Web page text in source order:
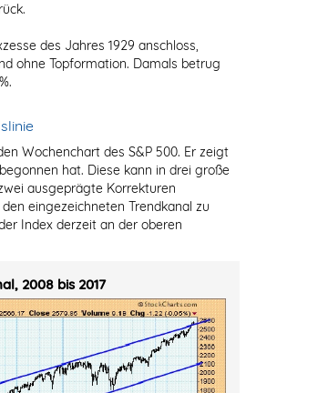
des Jahres 1929 anschloss,
ohne Topformation. Damals betrug
Wochenchart des S&P 500. Er zeigt
hat. Diese kann in drei große
ausgeprägte Korrekturen
eingezeichneten Trendkanal zu
Index derzeit an der oberen
2008 bis 2017